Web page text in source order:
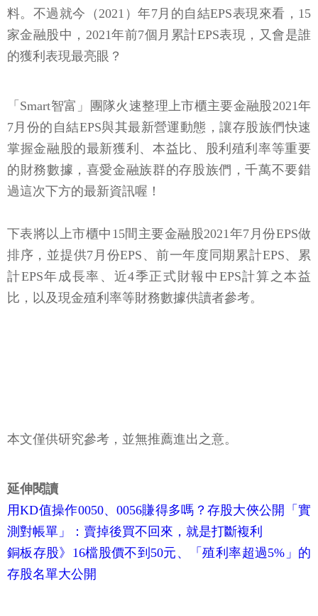
料。不過就今（2021）年7月的自結EPS表現來看，15
家金融股中，2021年前7個月累計EPS表現，又會是誰
的獲利表現最亮眼？
「Smart智富」團隊火速整理上市櫃主要金融股2021年
7月份的自結EPS與其最新營運動態，讓存股族們快速
掌握金融股的最新獲利、本益比、股利殖利率等重要
的財務數據，喜愛金融族群的存股族們，千萬不要錯
過這次下方的最新資訊喔！
下表將以上市櫃中15間主要金融股2021年7月份EPS做
排序，並提供7月份EPS、前一年度同期累計EPS、累
計EPS年成長率、近4季正式財報中EPS計算之本益
比，以及現金殖利率等財務數據供讀者參考。
本文僅供研究參考，並無推薦進出之意。
延伸閱讀
用KD值操作0050、0056賺得多嗎？存股大俠公開「實
測對帳單」：賣掉後買不回來，就是打斷複利
銅板存股》16檔股價不到50元、「殖利率超過5%」的
存股名單大公開